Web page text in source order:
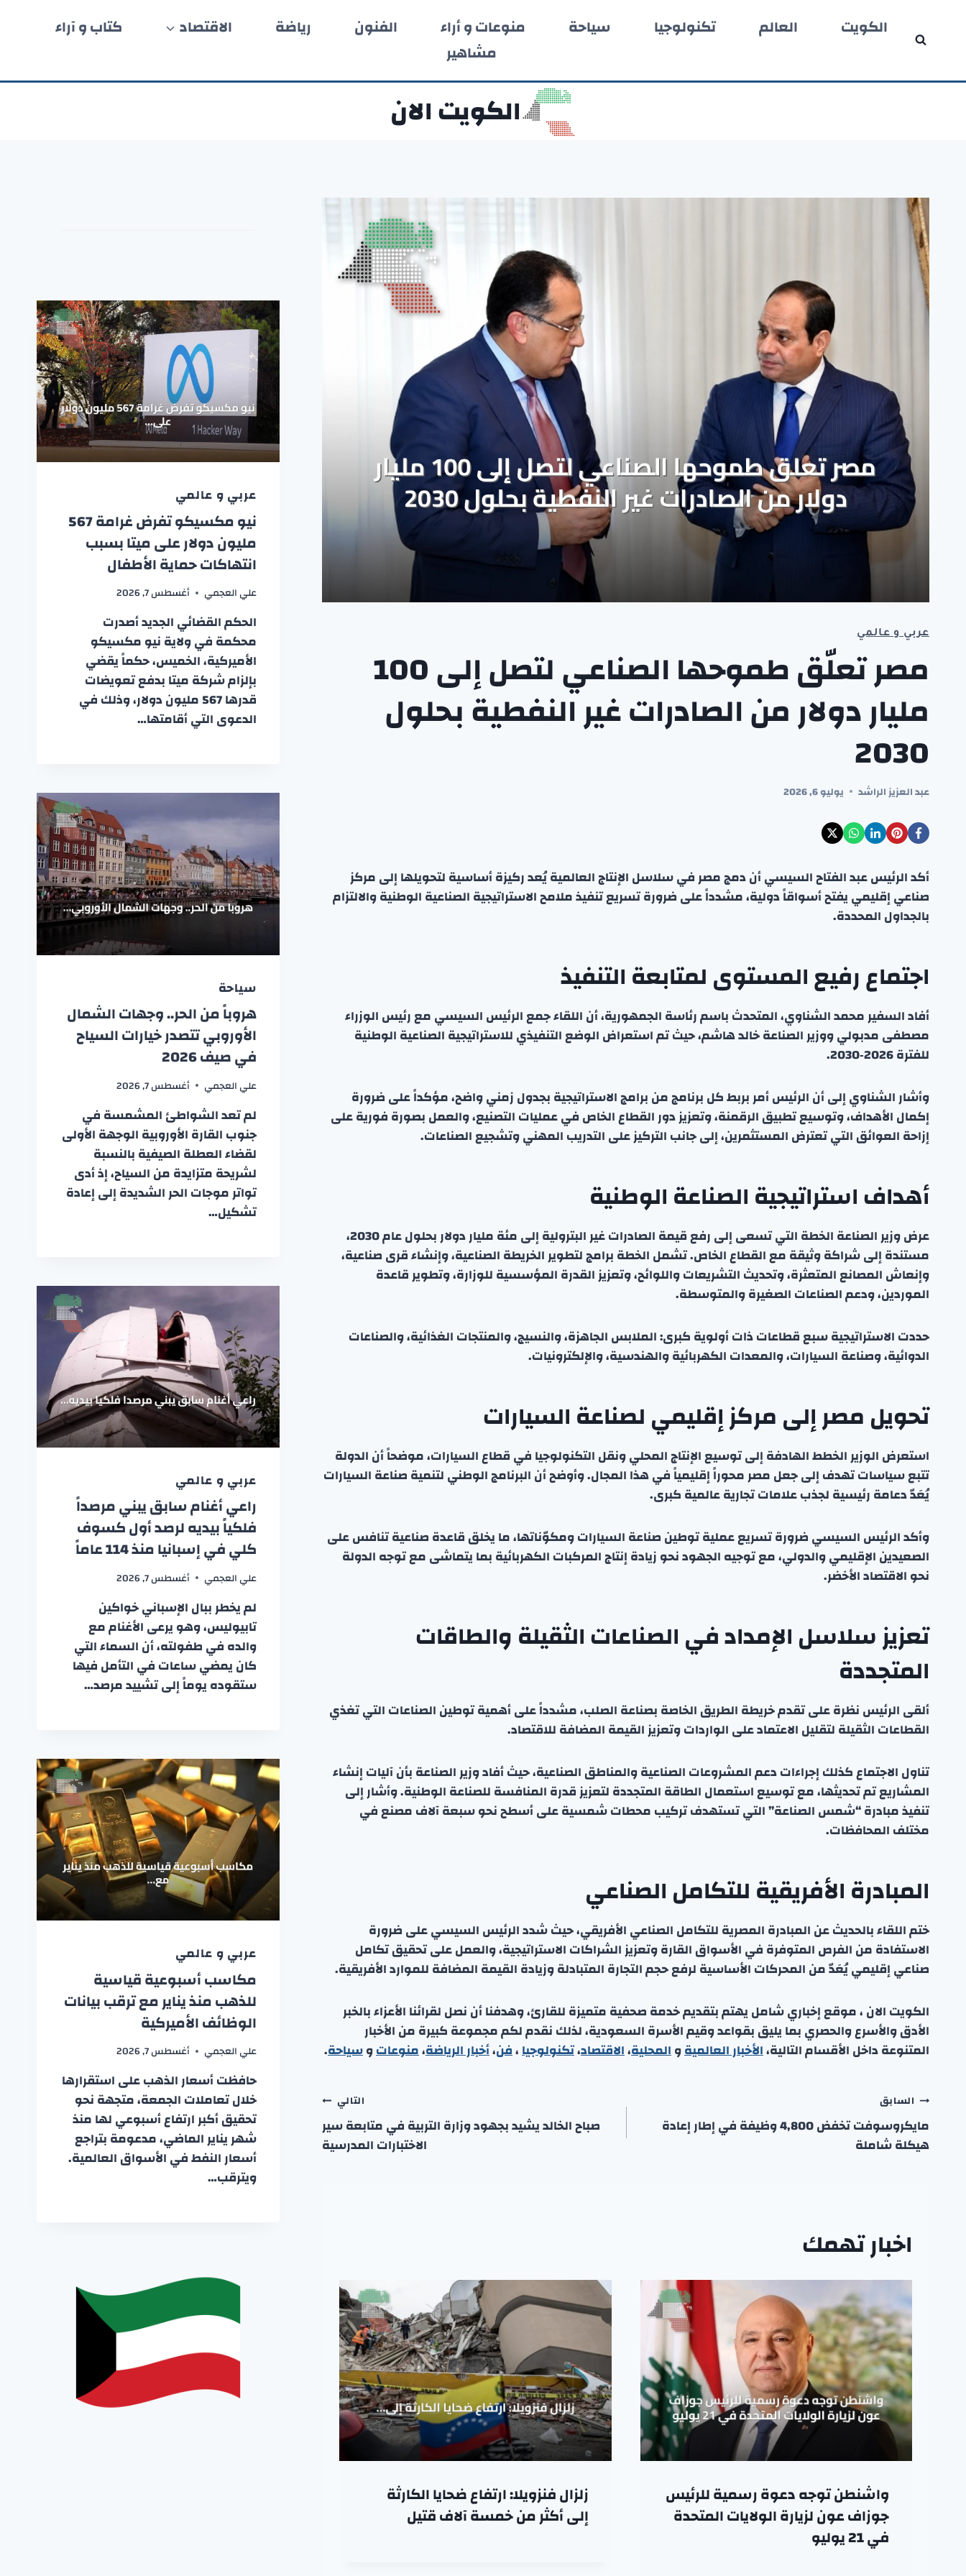
المحتوى
الكويت العالم تكنولوجيا سياحة منوعات و أراء الفنون رياضة الاقتصاد
كتاب و آراء
مشاهير
الكويت الان
عربي و عالمي
مصر تعلّق طموحها الصناعي لتصل إلى 100
مليار دولار من الصادرات غير النفطية بحلول
2030
عبد العزيز الراشد يوليو 6, 2026
أكد الرئيس عبد الفتاح السيسي أن دمج مصر في سلاسل الإنتاج العالمية يُعد ركيزة أساسية لتحويلها إلى مركز
صناعي إقليمي يفتح أسواقاً دولية، مشدداً على ضرورة تسريع تنفيذ ملامح الاستراتيجية الصناعية الوطنية والالتزام
بالجداول المحددة.
اجتماع رفيع المستوى لمتابعة التنفيذ
أفاد السفير محمد الشناوي، المتحدث باسم رئاسة الجمهورية، أن اللقاء جمع الرئيس السيسي مع رئيس الوزراء
مصطفى مدبولي ووزير الصناعة خالد هاشم، حيث تم استعراض الوضع التنفيذي للاستراتيجية الصناعية الوطنية
للفترة 2026‑2030.
وأشار الشناوي إلى أن الرئيس أمر بربط كل برنامج من برامج الاستراتيجية بجدول زمني واضح، مؤكداً على ضرورة
إكمال الأهداف، وتوسيع تطبيق الرقمنة، وتعزيز دور القطاع الخاص في عمليات التصنيع، والعمل بصورة فورية على
إزاحة العوائق التي تعترض المستثمرين، إلى جانب التركيز على التدريب المهني وتشجيع الصناعات.
أهداف استراتيجية الصناعة الوطنية
عرض وزير الصناعة الخطة التي تسعى إلى رفع قيمة الصادرات غير البترولية إلى مئة مليار دولار بحلول عام 2030،
مستندة إلى شراكة وثيقة مع القطاع الخاص. تشمل الخطة برامج لتطوير الخريطة الصناعية، وإنشاء قرى صناعية،
وإنعاش المصانع المتعثرة، وتحديث التشريعات واللوائح، وتعزيز القدرة المؤسسية للوزارة، وتطوير قاعدة
الموردين، ودعم الصناعات الصغيرة والمتوسطة.
حددت الاستراتيجية سبع قطاعات ذات أولوية كبرى: الملابس الجاهزة، والنسيج، والمنتجات الغذائية، والصناعات
الدوائية، وصناعة السيارات، والمعدات الكهربائية والهندسية، والإلكترونيات.
تحويل مصر إلى مركز إقليمي لصناعة السيارات
استعرض الوزير الخطط الهادفة إلى توسيع الإنتاج المحلي ونقل التكنولوجيا في قطاع السيارات، موضحاً أن الدولة
تتبع سياسات تهدف إلى جعل مصر محوراً إقليمياً في هذا المجال. وأوضح أن البرنامج الوطني لتنمية صناعة السيارات
يُعَدّ دعامة رئيسية لجذب علامات تجارية عالمية كبرى.
وأكد الرئيس السيسي ضرورة تسريع عملية توطين صناعة السيارات ومكوّناتها، ما يخلق قاعدة صناعية تنافس على
الصعيدين الإقليمي والدولي، مع توجيه الجهود نحو زيادة إنتاج المركبات الكهربائية بما يتماشى مع توجه الدولة
نحو الاقتصاد الأخضر.
تعزيز سلاسل الإمداد في الصناعات الثقيلة والطاقات
المتجددة
ألقى الرئيس نظرة على تقدم خريطة الطريق الخاصة بصناعة الصلب، مشدداً على أهمية توطين الصناعات التي تغذي
القطاعات الثقيلة لتقليل الاعتماد على الواردات وتعزيز القيمة المضافة للاقتصاد.
تناول الاجتماع كذلك إجراءات دعم المشروعات الصناعية والمناطق الصناعية، حيث أفاد وزير الصناعة بأن آليات إنشاء
المشاريع تم تحديثها، مع توسيع استعمال الطاقة المتجددة لتعزيز قدرة المنافسة للصناعة الوطنية. وأشار إلى
تنفيذ مبادرة “شمس الصناعة” التي تستهدف تركيب محطات شمسية على أسطح نحو سبعة آلاف مصنع في
مختلف المحافظات.
المبادرة الأفريقية للتكامل الصناعي
ختم اللقاء بالحديث عن المبادرة المصرية للتكامل الصناعي الأفريقي، حيث شدد الرئيس السيسي على ضرورة
الاستفادة من الفرص المتوفرة في الأسواق القارة وتعزيز الشراكات الاستراتيجية، والعمل على تحقيق تكامل
صناعي إقليمي يُعَدّ من المحركات الأساسية لرفع حجم التجارة المتبادلة وزيادة القيمة المضافة للموارد الأفريقية.
الكويت الان ، موقع إخباري شامل يهتم بتقديم خدمة صحفية متميزة للقارئ، وهدفنا أن نصل لقرائنا الأعزاء بالخبر
الأدق والأسرع والحصري بما يليق بقواعد وقيم الأسرة السعودية، لذلك نقدم لكم مجموعة كبيرة من الأخبار
المتنوعة داخل الأقسام التالية،الأخبار العالميةوالمحلية،الاقتصاد،تكنولوجيا،فن،أخبار الرياضة،منوعاتوسياحة.
تصفّح
المقالات
السابق
مايكروسوفت تخفض 4,800 وظيفة في إطار إعادة
هيكلة شاملة
التالي
صباح الخالد يشيد بجهود وزارة التربية في متابعة سير
الاختبارات المدرسية
اخبار تهمك
واشنطن توجه دعوة رسمية للرئيس
جوزاف عون لزيارة الولايات المتحدة
في 21 يوليو
زلزال فنزويلا: ارتفاع ضحايا الكارثة
إلى أكثر من خمسة آلاف قتيل
عربي و عالمي
نيو مكسيكو تفرض غرامة 567
مليون دولار على ميتا بسبب
انتهاكات حماية الأطفال
علي العجمي أغسطس 7, 2026
الحكم القضائي الجديد أصدرت
محكمة في ولاية نيو مكسيكو
الأميركية، الخميس، حكماً يقضي
بإلزام شركة ميتا بدفع تعويضات
قدرها 567 مليون دولار، وذلك في
الدعوى التي أقامتها…
سياحة
هروباً من الحر.. وجهات الشمال
الأوروبي تتصدر خيارات السياح
في صيف 2026
علي العجمي أغسطس 7, 2026
لم تعد الشواطئ المشمسة في
جنوب القارة الأوروبية الوجهة الأولى
لقضاء العطلة الصيفية بالنسبة
لشريحة متزايدة من السياح، إذ أدى
تواتر موجات الحر الشديدة إلى إعادة
تشكيل…
عربي و عالمي
راعي أغنام سابق يبني مرصداً
فلكياً بيديه لرصد أول كسوف
كلي في إسبانيا منذ 114 عاماً
علي العجمي أغسطس 7, 2026
لم يخطر ببال الإسباني خواكين
تابيوليس، وهو يرعى الأغنام مع
والده في طفولته، أن السماء التي
كان يمضي ساعات في التأمل فيها
ستقوده يوماً إلى تشييد مرصد…
عربي و عالمي
مكاسب أسبوعية قياسية
للذهب منذ يناير مع ترقب بيانات
الوظائف الأميركية
علي العجمي أغسطس 7, 2026
حافظت أسعار الذهب على استقرارها
خلال تعاملات الجمعة، متجهة نحو
تحقيق أكبر ارتفاع أسبوعي لها منذ
شهر يناير الماضي، مدعومة بتراجع
أسعار النفط في الأسواق العالمية.
ويترقب…